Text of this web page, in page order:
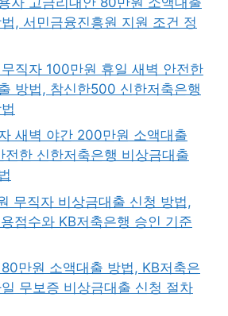
, 서민금융진흥원 지원 조건 정
직자 100만원 휴일 새벽 안전한
방법, 참신한500 신한저축은행
새벽 야간 200만원 소액대출
전한 신한저축은행 비상금대출
무직자 비상금대출 신청 방법,
점수와 KB저축은행 승인 기준
만원 소액대출 방법, KB저축은
무보증 비상금대출 신청 절차